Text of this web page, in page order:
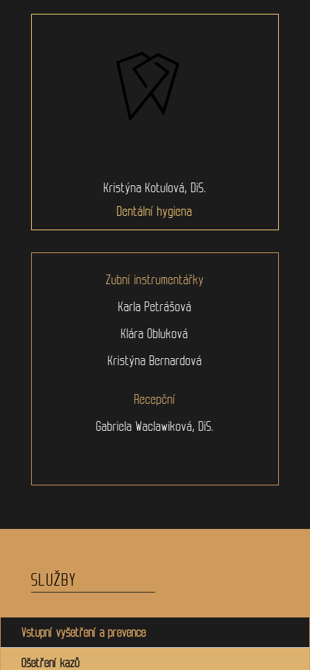
Kristýna Kotulová, DiS.
Dentální hygiena
Zubní instrumentářky
Karla Petrášová
Klára Obluková
Kristýna Bernardová
Recepční
Gabriela Waclawiková, DiS.
SLUŽBY
Vstupní vyšetření a prevence
Ošetření kazů